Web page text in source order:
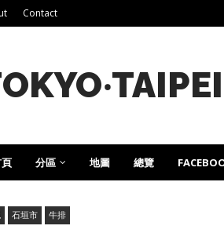
Contact
分區 地圖 總覽
石垣市 牛排